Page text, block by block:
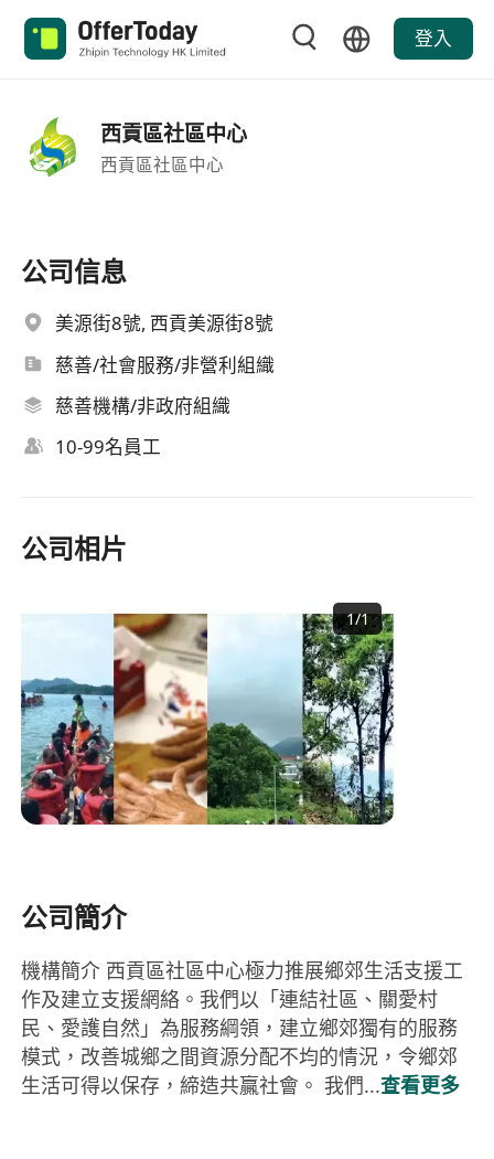
登入
西貢區社區中心
西貢區社區中心
公司信息
美源街8號, 西貢美源街8號
慈善/社會服務/非營利組織
慈善機構/非政府組織
10-99名員工
公司相片
1/1
公司簡介
機構簡介 西貢區社區中心極力推展鄉郊生活支援工
作及建立支援網絡。我們以「連結社區、關愛村
民、愛護自然」為服務綱領，建立鄉郊獨有的服務
模式，改善城鄉之間資源分配不均的情況，令鄉郊
生活可得以保存，締造共贏社會。 我們...查看更多